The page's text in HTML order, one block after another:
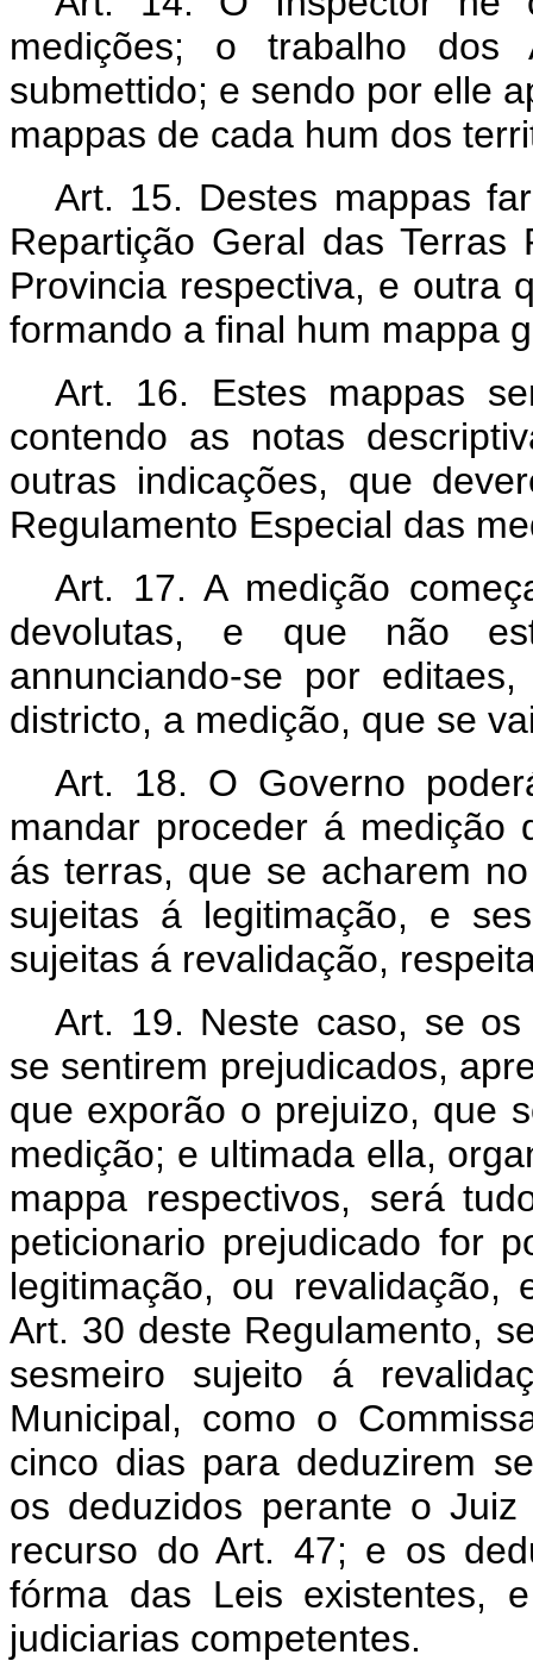
medições; o trabalho dos
submettido; e sendo por elle
mappas de cada hum dos
Art. 15. Destes mappas
Repartição Geral das
Provincia respectiva, e outra
formando a final hum mappa
Art. 16. Estes mappas
contendo as notas
outras indicações, que
Regulamento Especial das
Art. 17. A medição
devolutas, e que não
annunciando-se por
districto, a medição, que se
Art. 18. O Governo
mandar proceder á medição
ás terras, que se acharem
sujeitas á legitimação, e
sujeitas á revalidação,
Art. 19. Neste caso, se
se sentirem prejudicados,
que exporão o prejuizo, que
medição; e ultimada ella,
mappa respectivos, será
peticionario prejudicado for
legitimação, ou
Art. 30 deste Regulamento,
sesmeiro sujeito á
Municipal, como o
cinco dias para deduzirem
os deduzidos perante o
recurso do Art. 47; e os
fórma das Leis existentes,
judiciarias competentes.